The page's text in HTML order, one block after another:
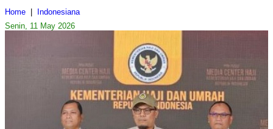
Home
Indonesiana
Senin, 11 May 2026